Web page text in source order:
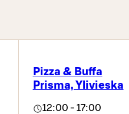
Pizza & Buffa
Prisma, Ylivieska
12:00 - 17:00